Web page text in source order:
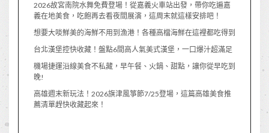
2026故宮南院水舞免費登場！從嘉義火車站出發，帶你吃遍嘉
義在地美食，吃飽再去看夜間展演，這周末就這樣安排吧！
想要大啖鮮美的海鮮不用到漁港！各種高檔海鮮在這裡都吃得到
台北漢堡控快收藏！盤點6間高人氣美式漢堡，一口爆汁超滿足
機場捷運沿線美食不私藏，早午餐、火鍋、甜點，讓你從早吃到
晚!
高雄週末新玩法！2026旗津風箏節7/25登場，這篇高雄美食推
薦清單趕快收藏起來！